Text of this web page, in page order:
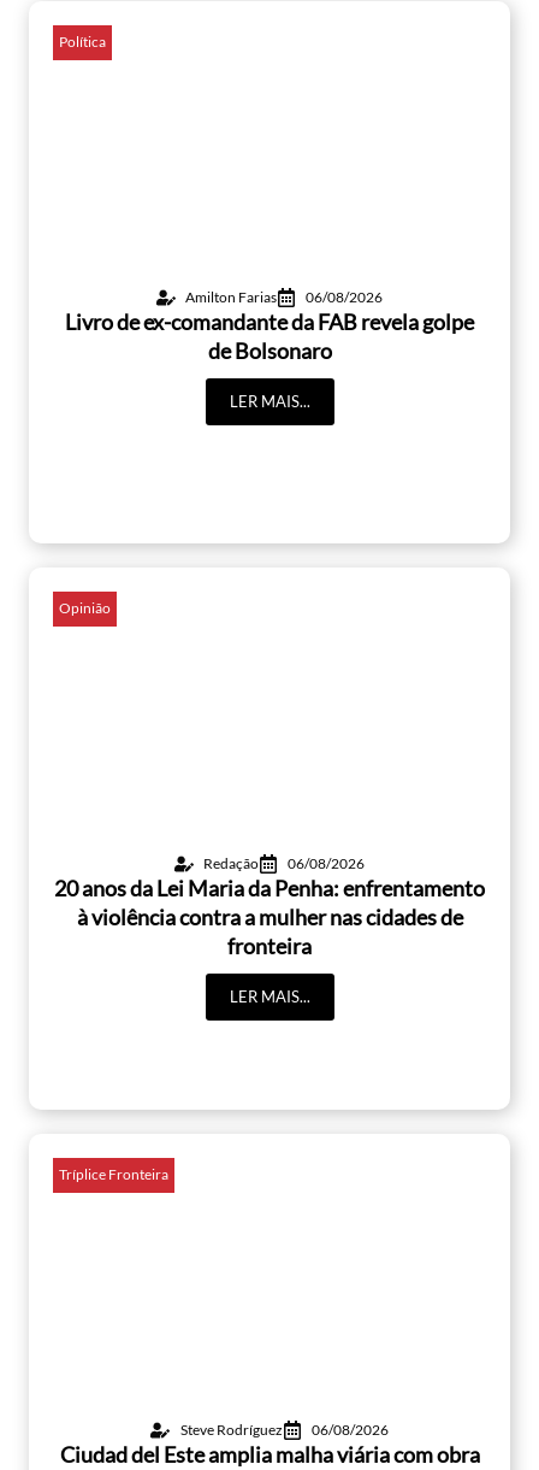
Política
Amilton Farias 06/08/2026
Livro de ex-comandante da FAB revela golpe
de Bolsonaro
LER MAIS...
Opinião
Redação 06/08/2026
20 anos da Lei Maria da Penha: enfrentamento
à violência contra a mulher nas cidades de
fronteira
LER MAIS...
Tríplice Fronteira
Steve Rodríguez 06/08/2026
Ciudad del Este amplia malha viária com obra